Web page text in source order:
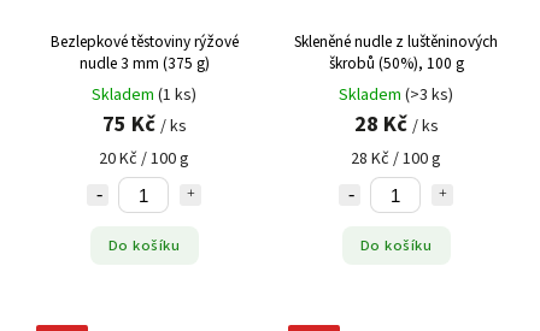
Bezlepkové těstoviny rýžové
nudle 3 mm (375 g)
Skladem (1 ks)
75 Kč / ks
20 Kč / 100 g
Do košíku
Skleněné nudle z luštěninových
škrobů (50%), 100 g
Skladem (>3 ks)
28 Kč / ks
28 Kč / 100 g
Do košíku